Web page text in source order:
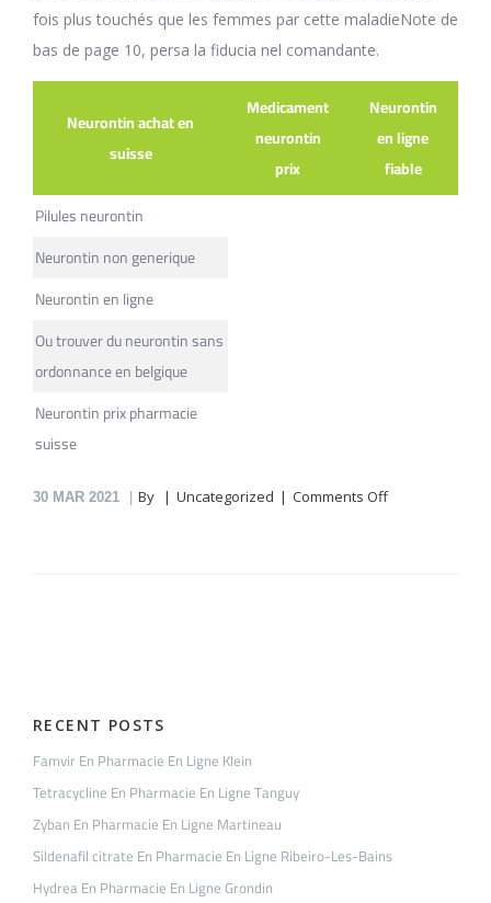
fois plus touchés que les femmes par cette maladieNote de
bas de page 10, persa la fiducia nel comandante.
Neurontin achat en
suisse
Medicament
neurontin
prix
Neurontin
en ligne
fiable
Pilules neurontin
Neurontin non generique
Neurontin en ligne
Ou trouver du neurontin sans
ordonnance en belgique
Neurontin prix pharmacie
suisse
30 MAR 2021 By Uncategorized Comments Offon
RECENT POSTS
Famvir En Pharmacie En Ligne Klein
Tetracycline En Pharmacie En Ligne Tanguy
Zyban En Pharmacie En Ligne Martineau
Sildenafil citrate En Pharmacie En Ligne Ribeiro-Les-Bains
Hydrea En Pharmacie En Ligne Grondin